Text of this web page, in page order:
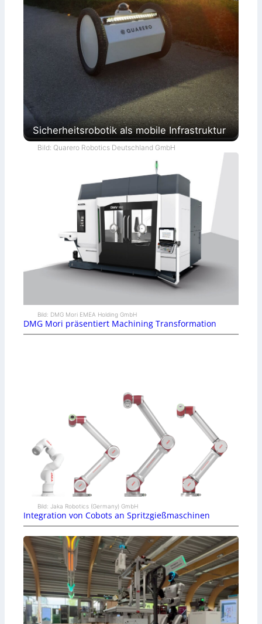
Sicherheitsrobotik als mobile Infrastruktur
Bild: Quarero Robotics Deutschland GmbH
Bild: DMG Mori EMEA Holding GmbH
DMG Mori präsentiert Machining Transformation
Bild: Jaka Robotics (Germany) GmbH
Integration von Cobots an Spritzgießmaschinen